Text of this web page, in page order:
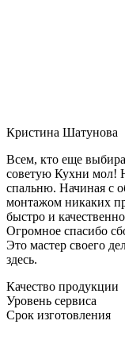
Кристина Шатунова
Всем, кто еще
советую Кухни мол!
спальню. Начиная с
монтажом никаких
быстро и
Огромное спасибо
Это мастер своего
здесь.
Качество продукции
Уровень сервиса
Срок изготовления